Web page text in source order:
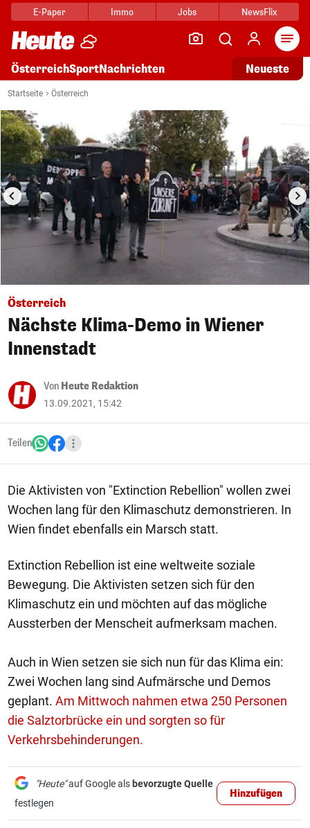
E-Paper Immo Jobs NewsFlix
ÖsterreichSportNachrichten Neueste
Startseite Österreich
1/5
Österreich
Nächste Klima-Demo in Wiener
Innenstadt
Von Heute Redaktion
13.09.2021, 15:42
Teilen
Die Aktivisten von "Extinction Rebellion" wollen zwei
Wochen lang für den Klimaschutz demonstrieren. In
Wien findet ebenfalls ein Marsch statt.
Extinction Rebellion ist eine weltweite soziale
Bewegung. Die Aktivisten setzen sich für den
Klimaschutz ein und möchten auf das mögliche
Aussterben der Menscheit aufmerksam machen.
Auch in Wien setzen sie sich nun für das Klima ein:
Zwei Wochen lang sind Aufmärsche und Demos
geplant. Am Mittwoch nahmen etwa 250 Personen
die Salztorbrücke ein und sorgten so für
Verkehrsbehinderungen.
"Heute"auf Google als bevorzugte Quelle
festlegen
Hinzufügen